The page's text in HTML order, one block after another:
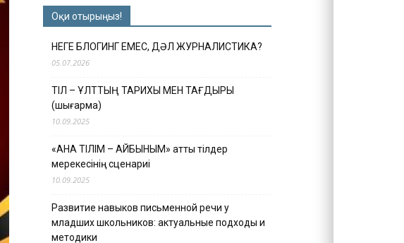
Оқи отырыңыз!
НЕГЕ БЛОГИНГ ЕМЕС, ДӘЛ ЖУРНАЛИСТИКА?
05.07.2026
ТІЛ – ҰЛТТЫҢ ТАРИХЫ МЕН ТАҒДЫРЫ
(шығарма)
10.09.2025
«АНА ТІЛІМ – АЙБЫНЫМ» атты тілдер
мерекесінің сценариі
10.09.2025
Развитие навыков письменной речи у
младших школьников: актуальные подходы и
методики